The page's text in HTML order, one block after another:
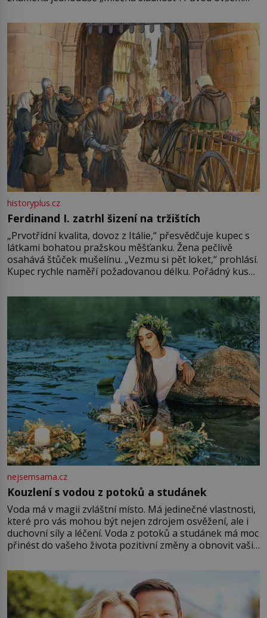
pře hned několik latinskoamerických zemí a k tomu
Francie, kde se traduje,
historyplus.cz
Ferdinand I. zatrhl šizení na tržištích
„Prvotřídní kvalita, dovoz z Itálie,“ přesvědčuje kupec s
látkami bohatou pražskou měšťanku. Žena pečlivě
osahává štůček mušelínu. „Vezmu si pět loket,“ prohlásí.
Kupec rychle naměří požadovanou délku. Pořádný kus
milostpaní. Stačí jenom na sukni,“ zhodnotí švadlena
množství růžového mušelínu. „Ošidili vás, podívejte.“
nejsemsama.cz
Kouzlení s vodou z potoků a studánek
Voda má v magii zvláštní místo. Má jedinečné vlastnosti,
které pro vás mohou být nejen zdrojem osvěžení, ale i
duchovní síly a léčení. Voda z potoků a studánek má moc
přinést do vašeho života pozitivní změny a obnovit vaši
můžete obohatit své rituály a přinést do svého života
větší harmonii a klid. Je důležité